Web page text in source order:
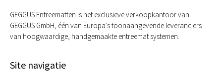
GEGGUS Entreematten is het exclusieve verkoopkantoor van
GEGGUS GmbH, één van Europa’s toonaangevende leveranciers
van hoogwaardige, handgemaakte entreemat systemen.
Site navigatie